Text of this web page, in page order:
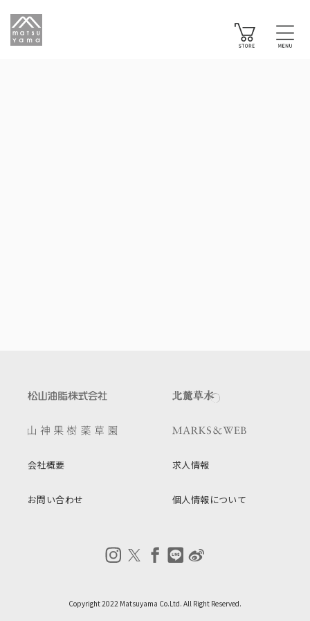
会社概要 求人情報
お問い合わせ 個人情報について
Copyright 2022 Matsuyama Co.Ltd. All Right Reserved.